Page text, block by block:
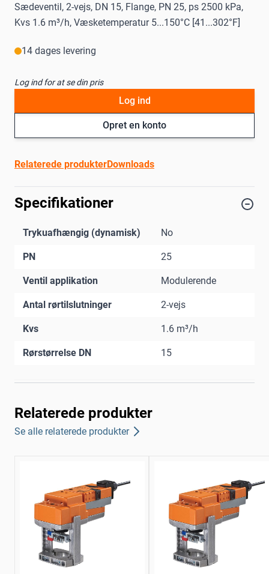
Sædeventil, 2-vejs, DN 15, Flange, PN 25, ps 2500 kPa,
Kvs 1.6 m³/h, Væsketemperatur 5...150°C [41...302°F]
14 dages levering
Log ind for at se din pris
Opret en konto
Log ind
Relaterede produkterDownloads
Specifikationer
Trykuafhængig (dynamisk) No
PN 25
Ventil applikation Modulerende
Antal rørtilslutninger 2-vejs
Kvs 1.6 m³/h
Rørstørrelse DN 15
Relaterede produkter
Se alle relaterede produkter